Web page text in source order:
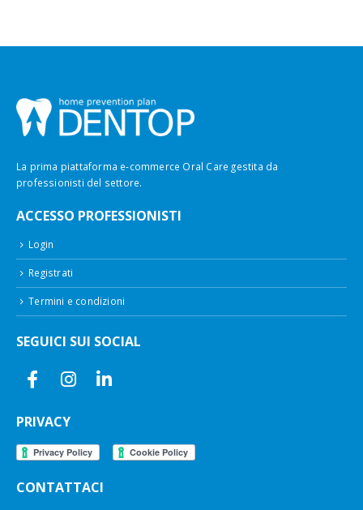
La prima piattaforma e-commerce Oral Care gestita da
professionisti del settore.
ACCESSO PROFESSIONISTI
Login
Registrati
Termini e condizioni
SEGUICI SUI SOCIAL
PRIVACY
CONTATTACI